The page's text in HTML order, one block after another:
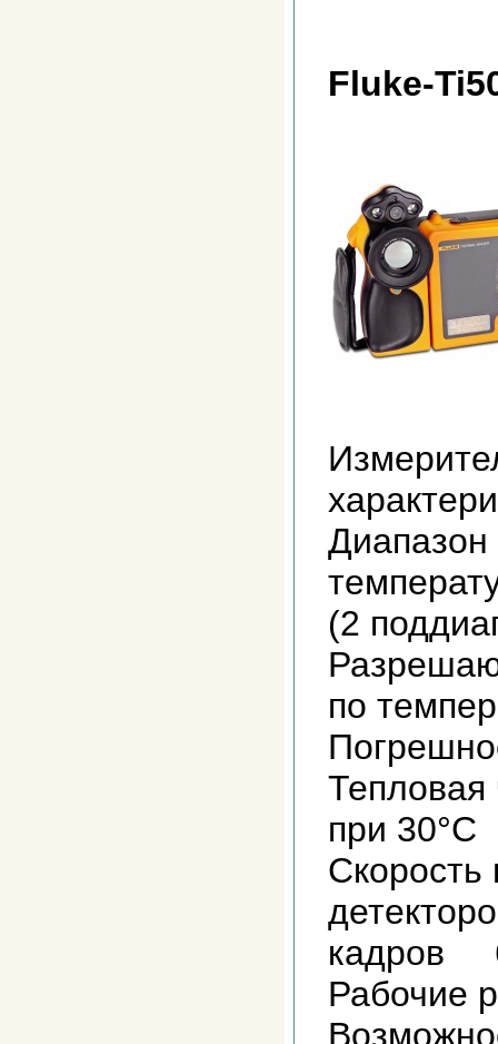
Fluke-
(2
по
Тепловая
при
Скорость
кадров